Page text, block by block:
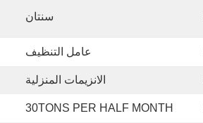
سنتان
عامل التنظيف
الانزيمات المنزلية
30TONS PER HALF MONTH